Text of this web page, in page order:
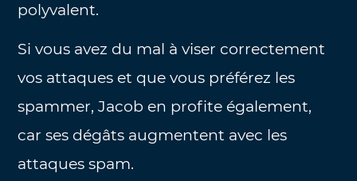
polyvalent.
Si vous avez du mal à viser correctement
vos attaques et que vous préférez les
spammer, Jacob en profite également,
car ses dégâts augmentent avec les
attaques spam.